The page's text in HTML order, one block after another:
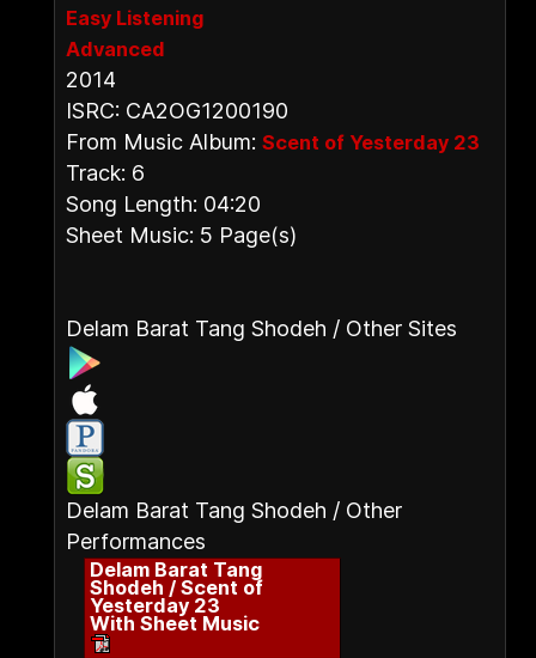
Easy Listening
Advanced
2014
ISRC: CA2OG1200190
From Music Album: Scent of Yesterday 23
Track: 6
Song Length: 04:20
Sheet Music: 5 Page(s)
Delam Barat Tang Shodeh / Other Sites
Delam Barat Tang Shodeh / Other
Performances
Delam Barat Tang
Shodeh / Scent of
Yesterday 23
With Sheet Music